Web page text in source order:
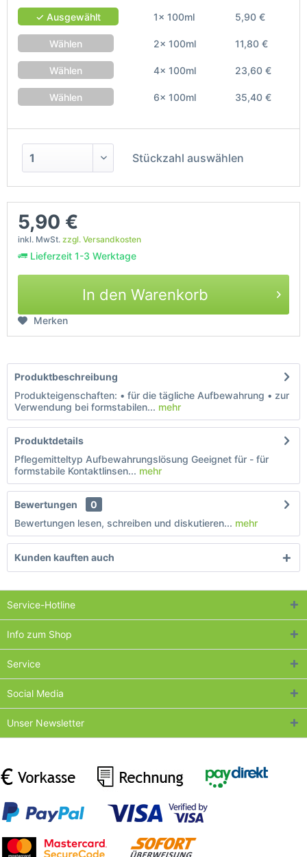
✓ Ausgewählt 1x 100ml 5,90 €
Wählen 2x 100ml 11,80 €
Wählen 4x 100ml 23,60 €
Wählen 6x 100ml 35,40 €
Stückzahl auswählen
5,90 €
inkl. MwSt. zzgl. Versandkosten
Lieferzeit 1-3 Werktage
In den Warenkorb
Merken
Produktbeschreibung
Produkteigenschaften: • für die tägliche Aufbewahrung • zur
Verwendung bei formstabilen... mehr
Produktdetails
Pflegemitteltyp Aufbewahrungslösung Geeignet für - für
formstabile Kontaktlinsen... mehr
Bewertungen
0
Bewertungen lesen, schreiben und diskutieren... mehr
Kunden kauften auch
Service-Hotline
Info zum Shop
Service
Social Media
Unser Newsletter